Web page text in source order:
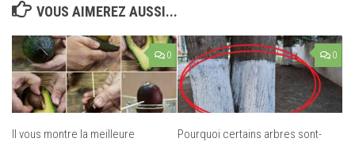
VOUS AIMEREZ AUSSI...
0
Il vous montre la meilleure
0
Pourquoi certains arbres sont-